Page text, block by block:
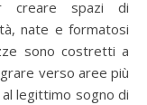
creare spazi di
nate e formatosi
sono costretti a
verso aree più
legittimo sogno di